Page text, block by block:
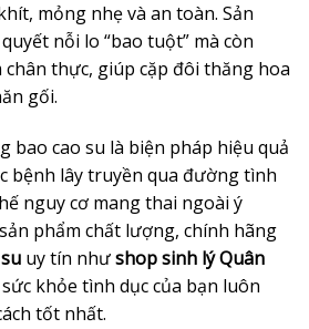
mỏng nhẹ và an toàn. Sản
nỗi lo “bao tuột” mà còn
chân thực, giúp cặp đôi thăng hoa
gối.
bao cao su là biện pháp hiệu quả
bệnh lây truyền qua đường tình
nguy cơ mang thai ngoài ý
phẩm chất lượng, chính hãng
uy tín nhưshop sinh lý Quân
khỏe tình dục của bạn luôn
tốt nhất.